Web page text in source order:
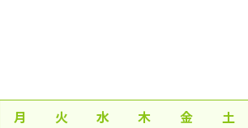
月 火 水 木 金 土